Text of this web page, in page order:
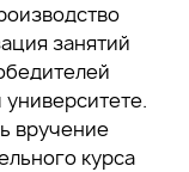
занятий
вручение
курса